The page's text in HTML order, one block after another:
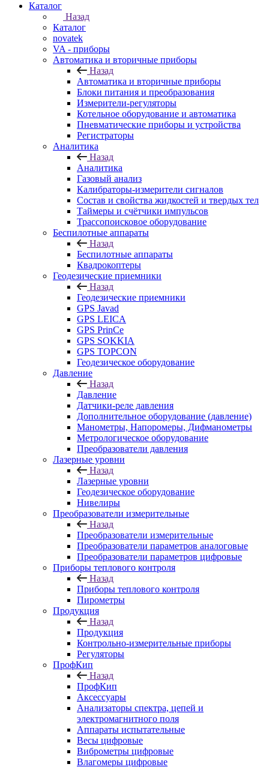
Каталог
Назад
Каталог
novatek
VA - приборы
Автоматика и вторичные приборы
Назад
Автоматика и вторичные приборы
Блоки питания и преобразования
Измерители-регуляторы
Котельное оборудование и автоматика
Пневматические приборы и устройства
Регистраторы
Аналитика
Назад
Аналитика
Газовый анализ
Калибраторы-измерители сигналов
Состав и свойства жидкостей и твердых тел
Таймеры и счётчики импульсов
Трассопоисковое оборудование
Беспилотные аппараты
Назад
Беспилотные аппараты
Квадрокоптеры
Геодезические приемники
Назад
Геодезические приемники
GPS Javad
GPS LEICA
GPS PrinCe
GPS SOKKIA
GPS TOPCON
Геодезическое оборудование
Давление
Назад
Давление
Датчики-реле давления
Дополнительное оборудование (давление)
Манометры, Напоромеры, Дифманометры
Метрологическое оборудование
Преобразователи давления
Лазерные уровни
Назад
Лазерные уровни
Геодезическое оборудование
Нивелиры
Преобразователи измерительные
Назад
Преобразователи измерительные
Преобразователи параметров аналоговые
Преобразователи параметров цифровые
Приборы теплового контроля
Назад
Приборы теплового контроля
Пирометры
Продукция
Назад
Продукция
Контрольно-измерительные приборы
Регуляторы
ПрофКип
Назад
ПрофКип
Аксессуары
Анализаторы спектра, цепей и
электромагнитного поля
Аппараты испытательные
Весы цифровые
Виброметры цифровые
Влагомеры цифровые